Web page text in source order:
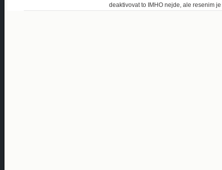
deaktivovat to IMHO nejde, ale resenim